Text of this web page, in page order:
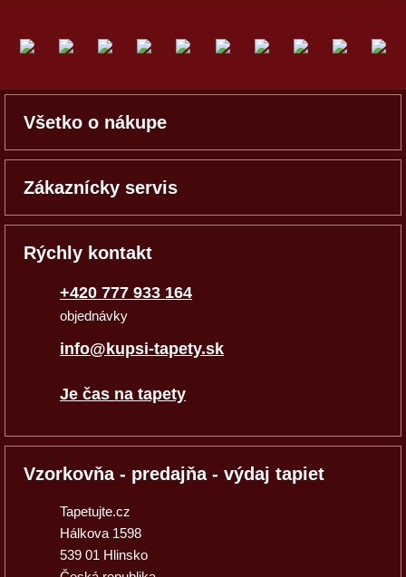
Všetko o nákupe
Zákaznícky servis
Rýchly kontakt
+420 777 933 164
objednávky
info@kupsi-tapety.sk
Je čas na tapety
Vzorkovňa - predajňa - výdaj tapiet
Tapetujte.cz
Hálkova 1598
539 01 Hlinsko